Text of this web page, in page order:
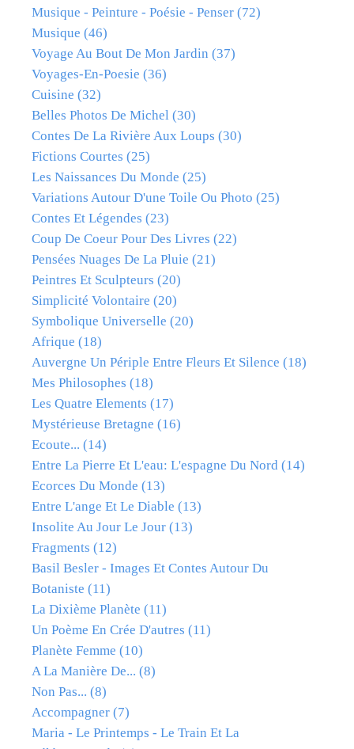
Musique - Peinture - Poésie - Penser (72)
Musique (46)
Voyage Au Bout De Mon Jardin (37)
Voyages-En-Poesie (36)
Cuisine (32)
Belles Photos De Michel (30)
Contes De La Rivière Aux Loups (30)
Fictions Courtes (25)
Les Naissances Du Monde (25)
Variations Autour D'une Toile Ou Photo (25)
Contes Et Légendes (23)
Coup De Coeur Pour Des Livres (22)
Pensées Nuages De La Pluie (21)
Peintres Et Sculpteurs (20)
Simplicité Volontaire (20)
Symbolique Universelle (20)
Afrique (18)
Auvergne Un Périple Entre Fleurs Et Silence (18)
Mes Philosophes (18)
Les Quatre Elements (17)
Mystérieuse Bretagne (16)
Ecoute... (14)
Entre La Pierre Et L'eau: L'espagne Du Nord (14)
Ecorces Du Monde (13)
Entre L'ange Et Le Diable (13)
Insolite Au Jour Le Jour (13)
Fragments (12)
Basil Besler - Images Et Contes Autour Du
Botaniste (11)
La Dixième Planète (11)
Un Poème En Crée D'autres (11)
Planète Femme (10)
A La Manière De... (8)
Non Pas... (8)
Accompagner (7)
Maria - Le Printemps - Le Train Et La